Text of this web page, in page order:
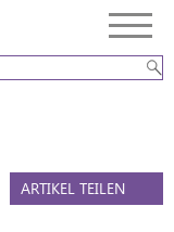
ARTIKEL TEILEN